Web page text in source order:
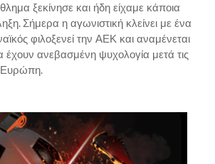
ξεκίνησε και ήδη είχαμε κάποια
Σήμερα η αγωνιστική κλείνει με ένα
φιλοξενεί την ΑΕΚ και αναμένεται
έχουν ανεβασμένη ψυχολογία μετά τις
Ευρώπη.